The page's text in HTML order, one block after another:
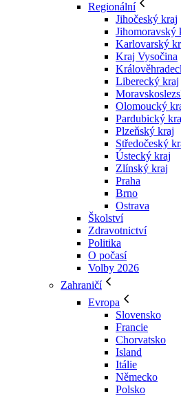
Regionální
Jihočeský kraj
Jihomoravský
Karlovarský
Kraj Vysočina
Liberecký kraj
Olomoucký
Pardubický
Plzeňský kraj
Středočeský
Ústecký kraj
Zlínský kraj
Praha
Brno
Ostrava
Školství
Zdravotnictví
Politika
O počasí
Volby 2026
Zahraničí
Evropa
Slovensko
Francie
Chorvatsko
Island
Itálie
Německo
Polsko